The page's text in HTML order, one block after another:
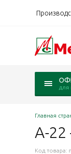
для
Главная
А-22
Код товара: